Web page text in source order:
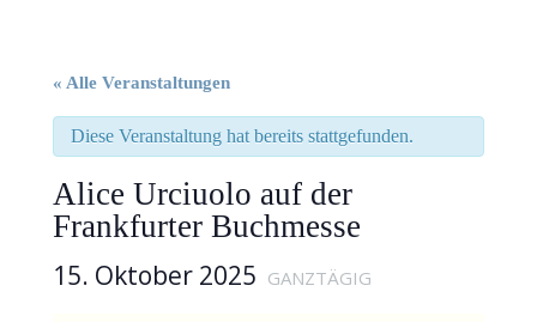
« Alle Veranstaltungen
Diese Veranstaltung hat bereits stattgefunden.
Alice Urciuolo auf der
Frankfurter Buchmesse
15. Oktober 2025 GANZTÄGIG